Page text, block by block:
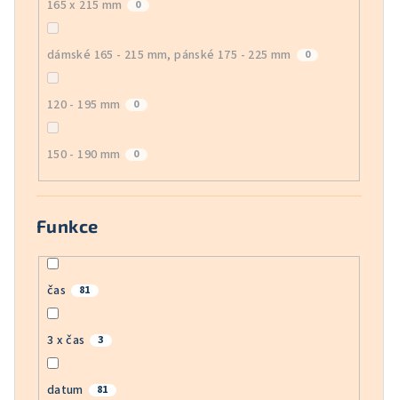
165 x 215 mm 0
dámské 165 - 215 mm, pánské 175 - 225 mm 0
120 - 195 mm 0
150 - 190 mm 0
Funkce
čas 81
3 x čas 3
datum 81